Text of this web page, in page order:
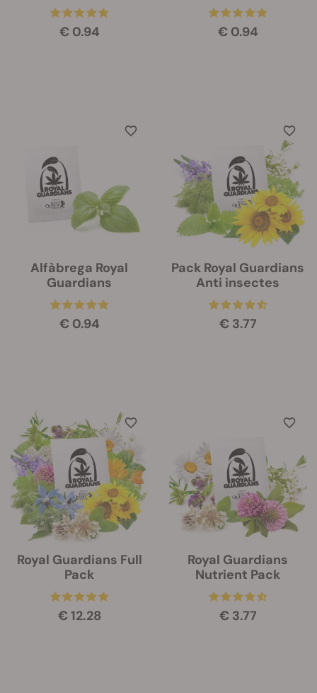
€ 0.94 € 0.94
Alfàbrega Royal
Guardians
€ 0.94
Pack Royal Guardians
Anti insectes
€ 3.77
Royal Guardians Full
Pack
€ 12.28
Royal Guardians
Nutrient Pack
€ 3.77